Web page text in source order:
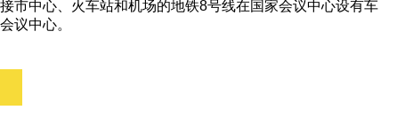
市中心、火车站和机场的地铁8号线在国家会议中心设有车
议中心。